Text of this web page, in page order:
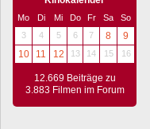
Mo Di Mi Do Fr Sa
So
3
4 5 6 7 8
9
10
11 12 13 14 15 16
12.669 Beiträge zu
3.883 Filmen im Forum